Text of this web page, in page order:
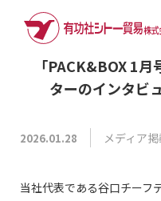
ホームお知らせ 「
「PACK&BOX 1
ターのインタビ
2026.01.28 メディア
当社代表である谷口チーフ